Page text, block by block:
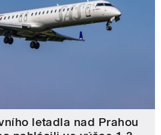
letadla nad Prahou